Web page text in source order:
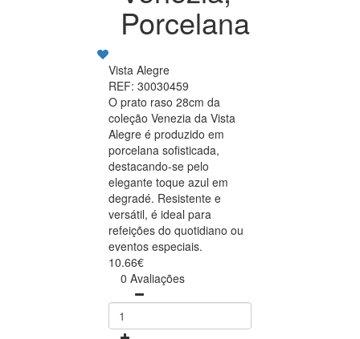
Porcelana
Vista Alegre
REF: 30030459
O prato raso 28cm da
coleção Venezia da Vista
Alegre é produzido em
porcelana sofisticada,
destacando-se pelo
elegante toque azul em
degradé. Resistente e
versátil, é ideal para
refeições do quotidiano ou
eventos especiais.
10.66€
0 Avaliações